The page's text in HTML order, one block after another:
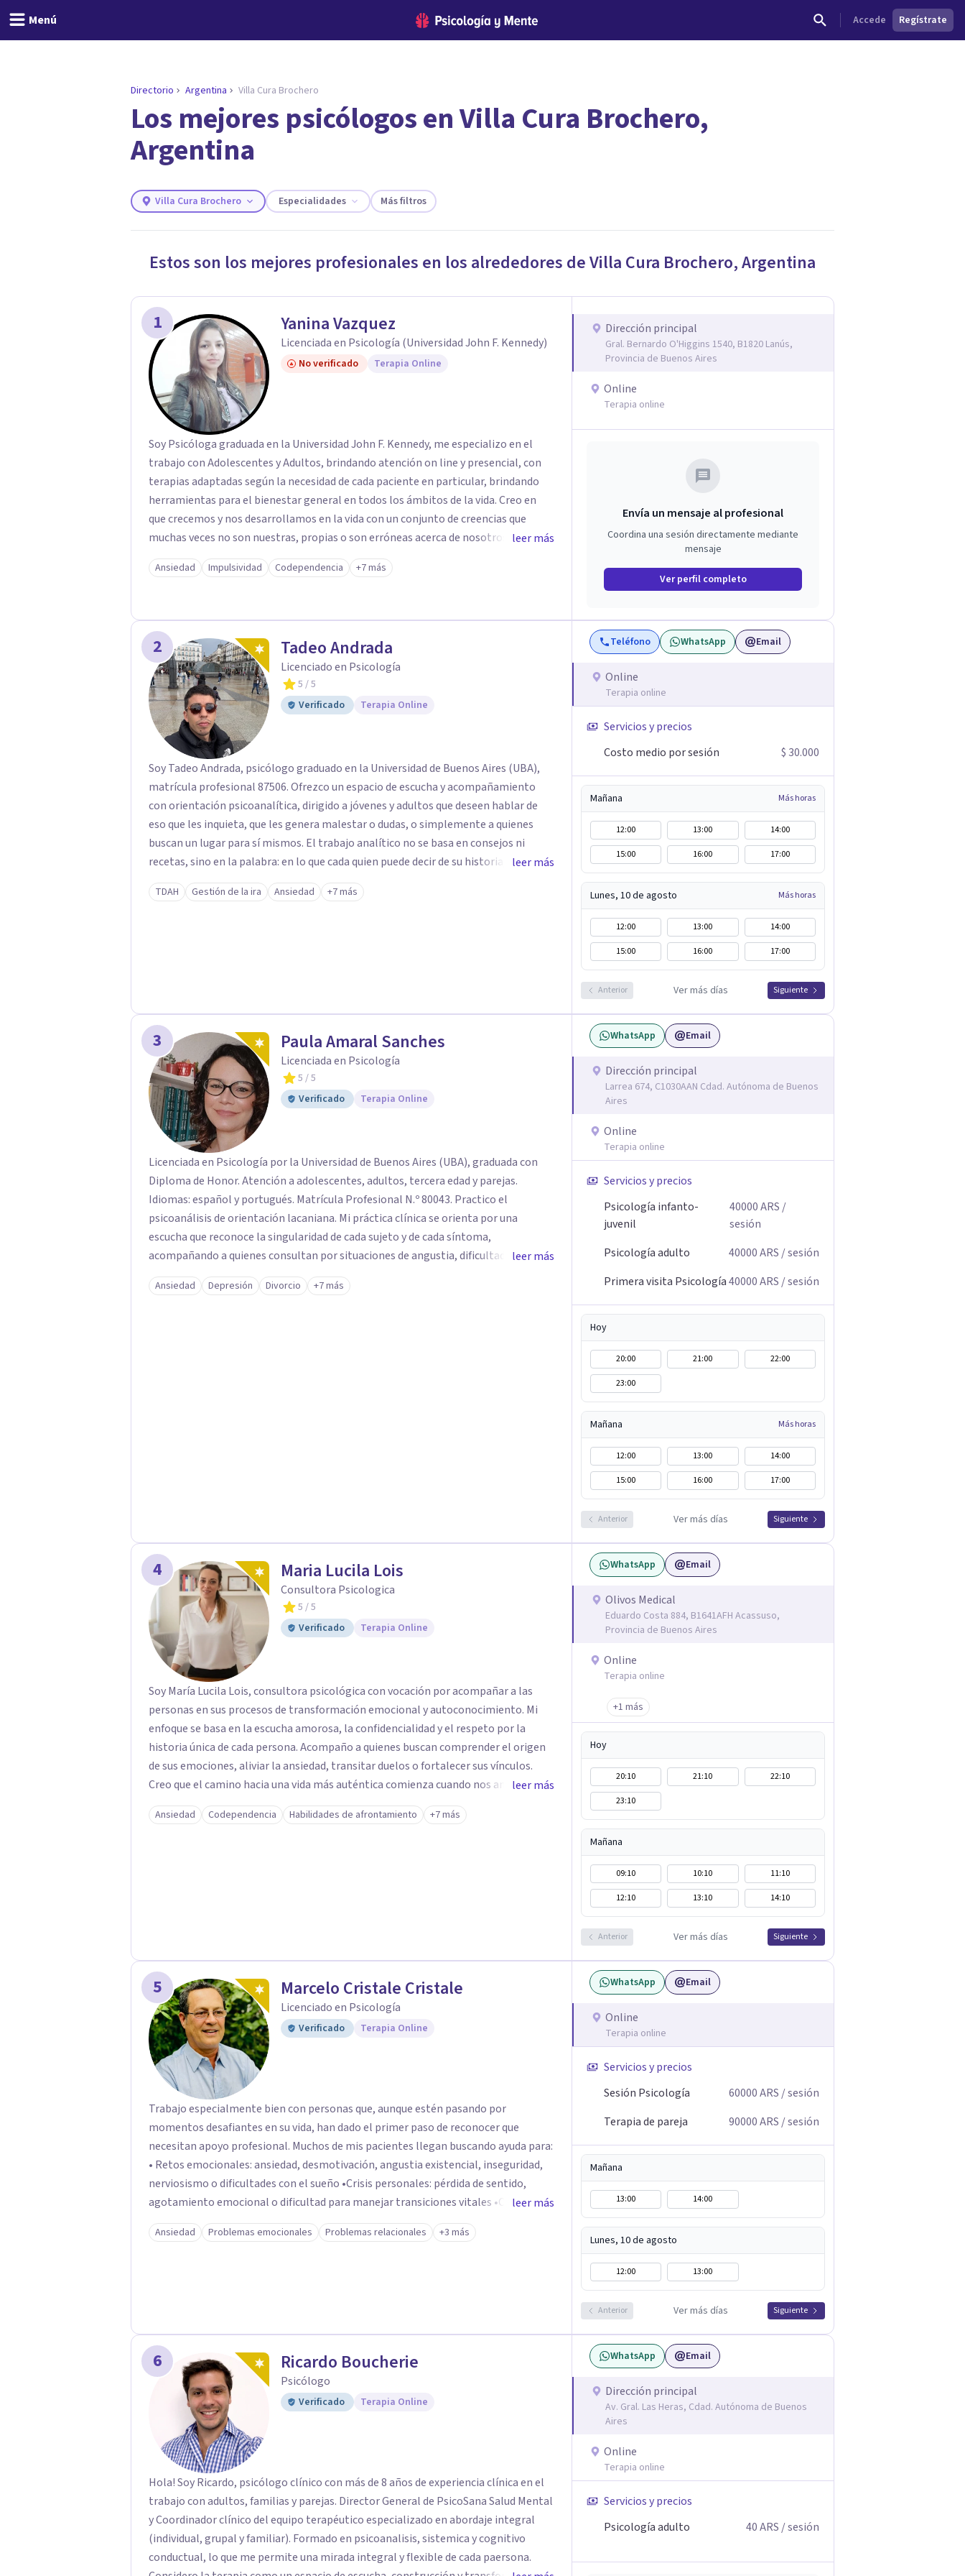
Menú Accede Regístrate
ENCONTRAR MI TERAPEUTA
¿Necesitas ayuda para encontrar el psicólogo adecuado?
Responde a unas breves preguntas y te ofreceremos los profesionales que más se ajustan a tus
necesidades.
Directorio Argentina Villa Cura Brochero
Los mejores psicólogos en Villa Cura Brochero,
Argentina
Villa Cura Brochero Especialidades Más filtros
Estos son los mejores profesionales en los alrededores deVilla Cura Brochero,Argentina
1 Yanina Vazquez
Licenciada en Psicología (Universidad John F. Kennedy)
No verificado Terapia Online
Soy Psicóloga graduada en la Universidad John F. Kennedy, me especializo en el
trabajo con Adolescentes y Adultos, brindando atención on line y presencial, con
terapias adaptadas según la necesidad de cada paciente en particular, brindando
herramientas para el bienestar general en todos los ámbitos de la vida. Creo en
que crecemos y nos desarrollamos en la vida con un conjunto de creencias que
muchas veces no son nuestras, propias o son erróneas acerca de nosotros
mismos,o de la vida en general, incluyendo los vínculos con otras personas.. y esto
nos dificulta a la hora de transitar nuestro propio camino. Por eso trabajo en la
leer más
Ansiedad Impulsividad Codependencia +7 más
Dirección principal
Gral. Bernardo O'Higgins 1540, B1820 Lanús,
Provincia de Buenos Aires
Online
Terapia online
Envía un mensaje al profesional
Coordina una sesión directamente mediante
mensaje
Ver perfil completo
2 Tadeo Andrada
Licenciado en Psicología
5 / 5
Verificado
Terapia Online
Soy Tadeo Andrada, psicólogo graduado en la Universidad de Buenos Aires (UBA),
matrícula profesional 87506. Ofrezco un espacio de escucha y acompañamiento
con orientación psicoanalítica, dirigido a jóvenes y adultos que deseen hablar de
eso que les inquieta, que les genera malestar o dudas, o simplemente a quienes
buscan un lugar para sí mismos. El trabajo analítico no se basa en consejos ni
recetas, sino en la palabra: en lo que cada quien puede decir de su historia, de su
deseo, de su malestar... En el encuentro con un analista se abre la posibilidad de
pensar de otro modo eso que hasta ahora parecía sin salida.
leer más
TDAH Gestión de la ira Ansiedad +7 más
Teléfono WhatsApp Email
Online
Terapia online
Servicios y precios
Costo medio por sesión
$ 30.000
Mañana Más horas
12:00 13:00
14:00
15:00
16:00 17:00
Lunes, 10 de agosto Más horas
12:00 13:00
14:00
15:00
16:00 17:00
Anterior Ver más días Siguiente
3 Paula Amaral Sanches
Licenciada en Psicología
5 / 5
Verificado
Terapia Online
Licenciada en Psicología por la Universidad de Buenos Aires (UBA), graduada con
Diploma de Honor. Atención a adolescentes, adultos, tercera edad y parejas.
Idiomas: español y portugués. Matrícula Profesional N.º 80043. Practico el
psicoanálisis de orientación lacaniana. Mi práctica clínica se orienta por una
escucha que reconoce la singularidad de cada sujeto y de cada síntoma,
acompañando a quienes consultan por situaciones de angustia, dificultades en los
vínculos, inhibiciones, duelos, crisis vitales, padecimientos subjetivos y otros
modos de malestar. La práctica analítica propone un espacio de palabra donde
leer más
Ansiedad Depresión Divorcio +7 más
WhatsApp Email
Dirección principal
Larrea 674, C1030AAN Cdad. Autónoma de Buenos
Aires
Online
Terapia online
Servicios y precios
Psicología infanto-
juvenil
40000ARS /
sesión
Psicología adulto
40000ARS / sesión
Primera visita Psicología40000ARS / sesión
Hoy
20:00 21:00
22:00
23:00
Mañana Más horas
12:00 13:00
14:00
15:00
16:00 17:00
Anterior Ver más días Siguiente
4 Maria Lucila Lois
Consultora Psicologica
5 / 5
Verificado
Terapia Online
Soy María Lucila Lois, consultora psicológica con vocación por acompañar a las
personas en sus procesos de transformación emocional y autoconocimiento. Mi
enfoque se basa en la escucha amorosa, la confidencialidad y el respeto por la
historia única de cada persona. Acompaño a quienes buscan comprender el origen
de sus emociones, aliviar la ansiedad, transitar duelos o fortalecer sus vínculos.
Creo que el camino hacia una vida más auténtica comienza cuando nos animamos a
mirar hacia adentro y a reconocer las raíces de lo que sentimos.
leer más
Ansiedad Codependencia Habilidades de afrontamiento +7 más
WhatsApp Email
Olivos Medical
Eduardo Costa 884, B1641AFH Acassuso,
Provincia de Buenos Aires
Online
Terapia online
+1 más
Hoy
20:10 21:10
22:10
23:10
Mañana
09:10 10:10
11:10
12:10
13:10 14:10
Anterior Ver más días Siguiente
5 Marcelo Cristale Cristale
Licenciado en Psicología
Verificado Terapia Online
Trabajo especialmente bien con personas que, aunque estén pasando por
momentos desafiantes en su vida, han dado el primer paso de reconocer que
necesitan apoyo profesional. Muchos de mis pacientes llegan buscando ayuda para:
• Retos emocionales: ansiedad, desmotivación, angustia existencial, inseguridad,
nerviosismo o dificultades con el sueño •Crisis personales: pérdida de sentido,
agotamiento emocional o dificultad para manejar transiciones vitales •Conflictos
relacionales: problemas de pareja, tensiones familiares, desafíos laborales o
dificultades en dinámicas sociales.
leer más
Ansiedad Problemas emocionales Problemas relacionales +3 más
WhatsApp Email
Online
Terapia online
Servicios y precios
Sesión Psicología
60000ARS / sesión
Terapia de pareja
90000ARS / sesión
Mañana
13:00 14:00
Lunes, 10 de agosto
12:00 13:00
Anterior Ver más días Siguiente
6 Ricardo Boucherie
Psicólogo
Verificado Terapia Online
Hola! Soy Ricardo, psicólogo clínico con más de 8 años de experiencia clínica en el
trabajo con adultos, familias y parejas. Director General de PsicoSana Salud Mental
y Coordinador clínico del equipo terapéutico especializado en abordaje integral
(individual, grupal y familiar). Formado en psicoanalisis, sistemica y cognitivo
conductual, lo que me permite una mirada integral y flexible de cada paersona.
WhatsApp Email
Dirección principal
Av. Gral. Las Heras, Cdad. Autónoma de Buenos
Aires
Online
Terapia online
Servicios y precios
Psicología adulto
40ARS / sesión